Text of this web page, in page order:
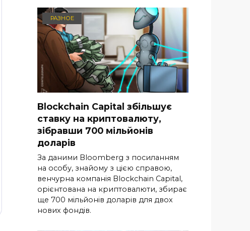
РАЗНОЕ
Blockchain Capital збільшує
ставку на криптовалюту,
зібравши 700 мільйонів
доларів
За даними Bloomberg з посиланням
на особу, знайому з цією справою,
венчурна компанія Blockchain Capital,
орієнтована на криптовалюти, збирає
ще 700 мільйонів доларів для двох
нових фондів.